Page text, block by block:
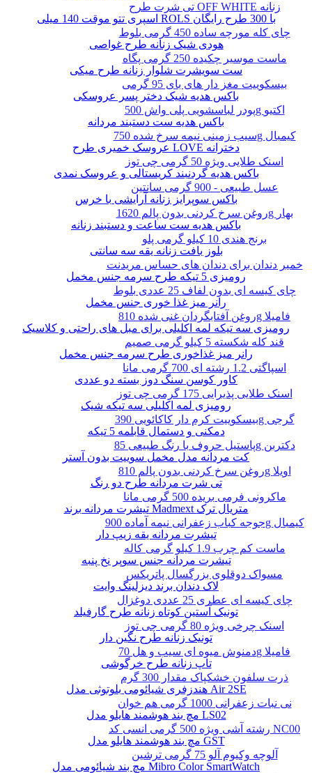
تی شرت طرح OFF WHITE زنانه
چای کله مورچه ساده 450 گرمی بلوط
ماست موسیر چکیده 250 گرمی پگاه
بیسکوییت مغز دار های بای 95 گرمی
پودر لباسشویی پلی واش 500g اکتیو
سیب زمینی نیمه سرخ شده 750g کیمبال
اسنک طلایی ویژه 50 گرمی چی توز
عسل طبیعی - 900 گرمی سانتین
روغن سرخ کردنی بدون پالم 1620g بهار
برنج هندی 10 کیلو گرمی پلو
خمیر دندان برای دندان های حساس مریدنت
چای کیسه ای بدون لفاف 25 عددی بلوط
روغن آفتابگردان غنی شده 810g فامیلا
قند کله شکسته 5 کیلو گرمی صمیم
اسپاگتی 1.2 رشته ای 700 گرمی مانا
اسنک طلایی پذیرایی 175 گرمی چی توز
بیسکوییت کرم دار کاکائویی 390g گرجی
پاستیل حروف با رنگ طبیعی 85g دکتربن
روغن سرخ کردنی بدون پالم 810g اویلا
ماکرونی فرمی بریده 500 گرمی مانا
جوجه کباب زعفرانی نیمه آماده 900g کیمبال
ماست کم چرب 1.9 کیلو گرمی کاله
مسواک دوقلوی بزرگسال پاتریکس
چای کیسه ای عطری 25 عددی دوغزال
اسنک چرخی ویژه 80 گرمی چی توز
دمنوش میوه ای سیب و هل 70g فامیلا
ذرت سلفون خشکپاک مقدار 300 گرم
نی نبات زعفرانی 1000 گرمی هم خوان
رشته آشی ویژه 500 گرمی انسی کد NC00
آلوچه وکیوم آلو 75 گرمی ترشین
اسپری تتو موقت 140 میلی ROLS با 300 طرح رایگان
هودی شیک زنانه طرح غواصی
ست سویشرت شلوار زنانه طرح میکی
باکس هدیه شیک دختر پسر عروسکی
باکس هدیه ست دستبند مردانه
عروسک خمیری طرح LOVE دخترانه
باکس هدیه گردنبند کریستالی و عروسک نمدی
باکس سوپرایز زنانه آرایشی با خرس
باکس هدیه ست ساعت و دستبند زنانه
بلوز بافت زنانه یقه سه سانتی
رومیزی 5 تیکه طرح سرمه جنس مخمل
رانر میز غذا خوری جنس مخمل
رومیزی سه تیکه لمه اکلیلی برای مبل های راحتی و کلاسیک
رانر میز غذاخوری طرح سرمه جنس مخمل
کاور کوسن سنگ دوز بسته دو عددی
رومیزی لمه اکلیلی سه تیکه شیک
دمکنی و دستمال قابلمه 5 تیکه
کت مردانه مدل مخمل سوییت بدون آستر
تی شرت مردانه طرح دو رنگ
تیشرت مردانه برند Madmext متریال ترک
تیشرت مردانه یقه زیپ دار
تیشرت مردانه جنس سوپر نخ پنبه
لاک دندان برند دیزلینگ وایت
تونیک آستین کوتاه زنانه طرح گارفیلد
تونیک زنانه طرح نگین دار
تاپ زنانه طرح خرگوشی
هندزفری شیائومی بلوتوثی مدل Air 2SE
مچ بند هوشمند هایلو مدل LS02
مچ بند هوشمند هایلو مدل GST
مچ بند شیائومی مدل Mibro Color SmartWatch